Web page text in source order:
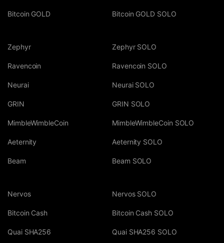
Bitcoin GOLD Bitcoin GOLD SOLO
Zephyr
Ravencoin
Neurai
GRIN
MimbleWimbleCoin
Aeternity
Beam
Zephyr SOLO
Ravencoin SOLO
Neurai SOLO
GRIN SOLO
MimbleWimbleCoin SOLO
Aeternity SOLO
Beam SOLO
Nervos
Bitcoin Cash
Quai SHA256
Nervos SOLO
Bitcoin Cash SOLO
Quai SHA256 SOLO